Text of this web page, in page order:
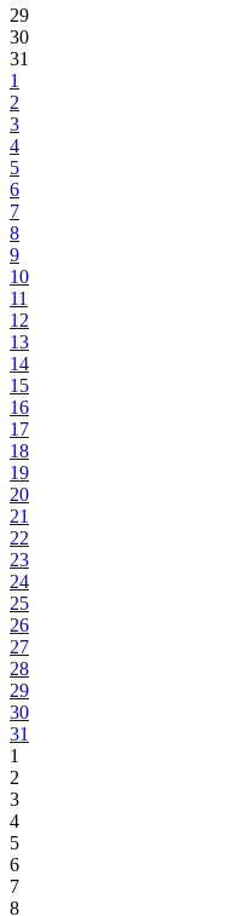
29
30
31
1
2
3
4
5
6
7
8
9
10
11
12
13
14
15
16
17
18
19
20
21
22
23
24
25
26
27
28
29
30
31
1
2
3
4
5
6
7
8